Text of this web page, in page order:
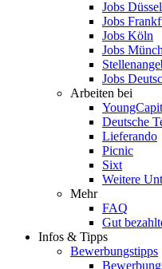
Jobs
Jobs
Jobs Köln
Jobs
Jobs
Arbeiten bei
Deutsche
Lieferando
Picnic
Sixt
Weitere
Mehr
FAQ
Gut
Infos & Tipps
Bewerbungstipps